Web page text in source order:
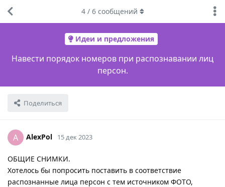
Идеи и предложения
Навести порядок номеров при распознавании лиц
персон.
Поделиться
4/ 6сообщений
A AlexPol 15 дек 2023
ОБЩИЕ СНИМКИ.
Хотелось бы попросить поставить в соответствие
распознанные лица персон с тем источником ФОТО,